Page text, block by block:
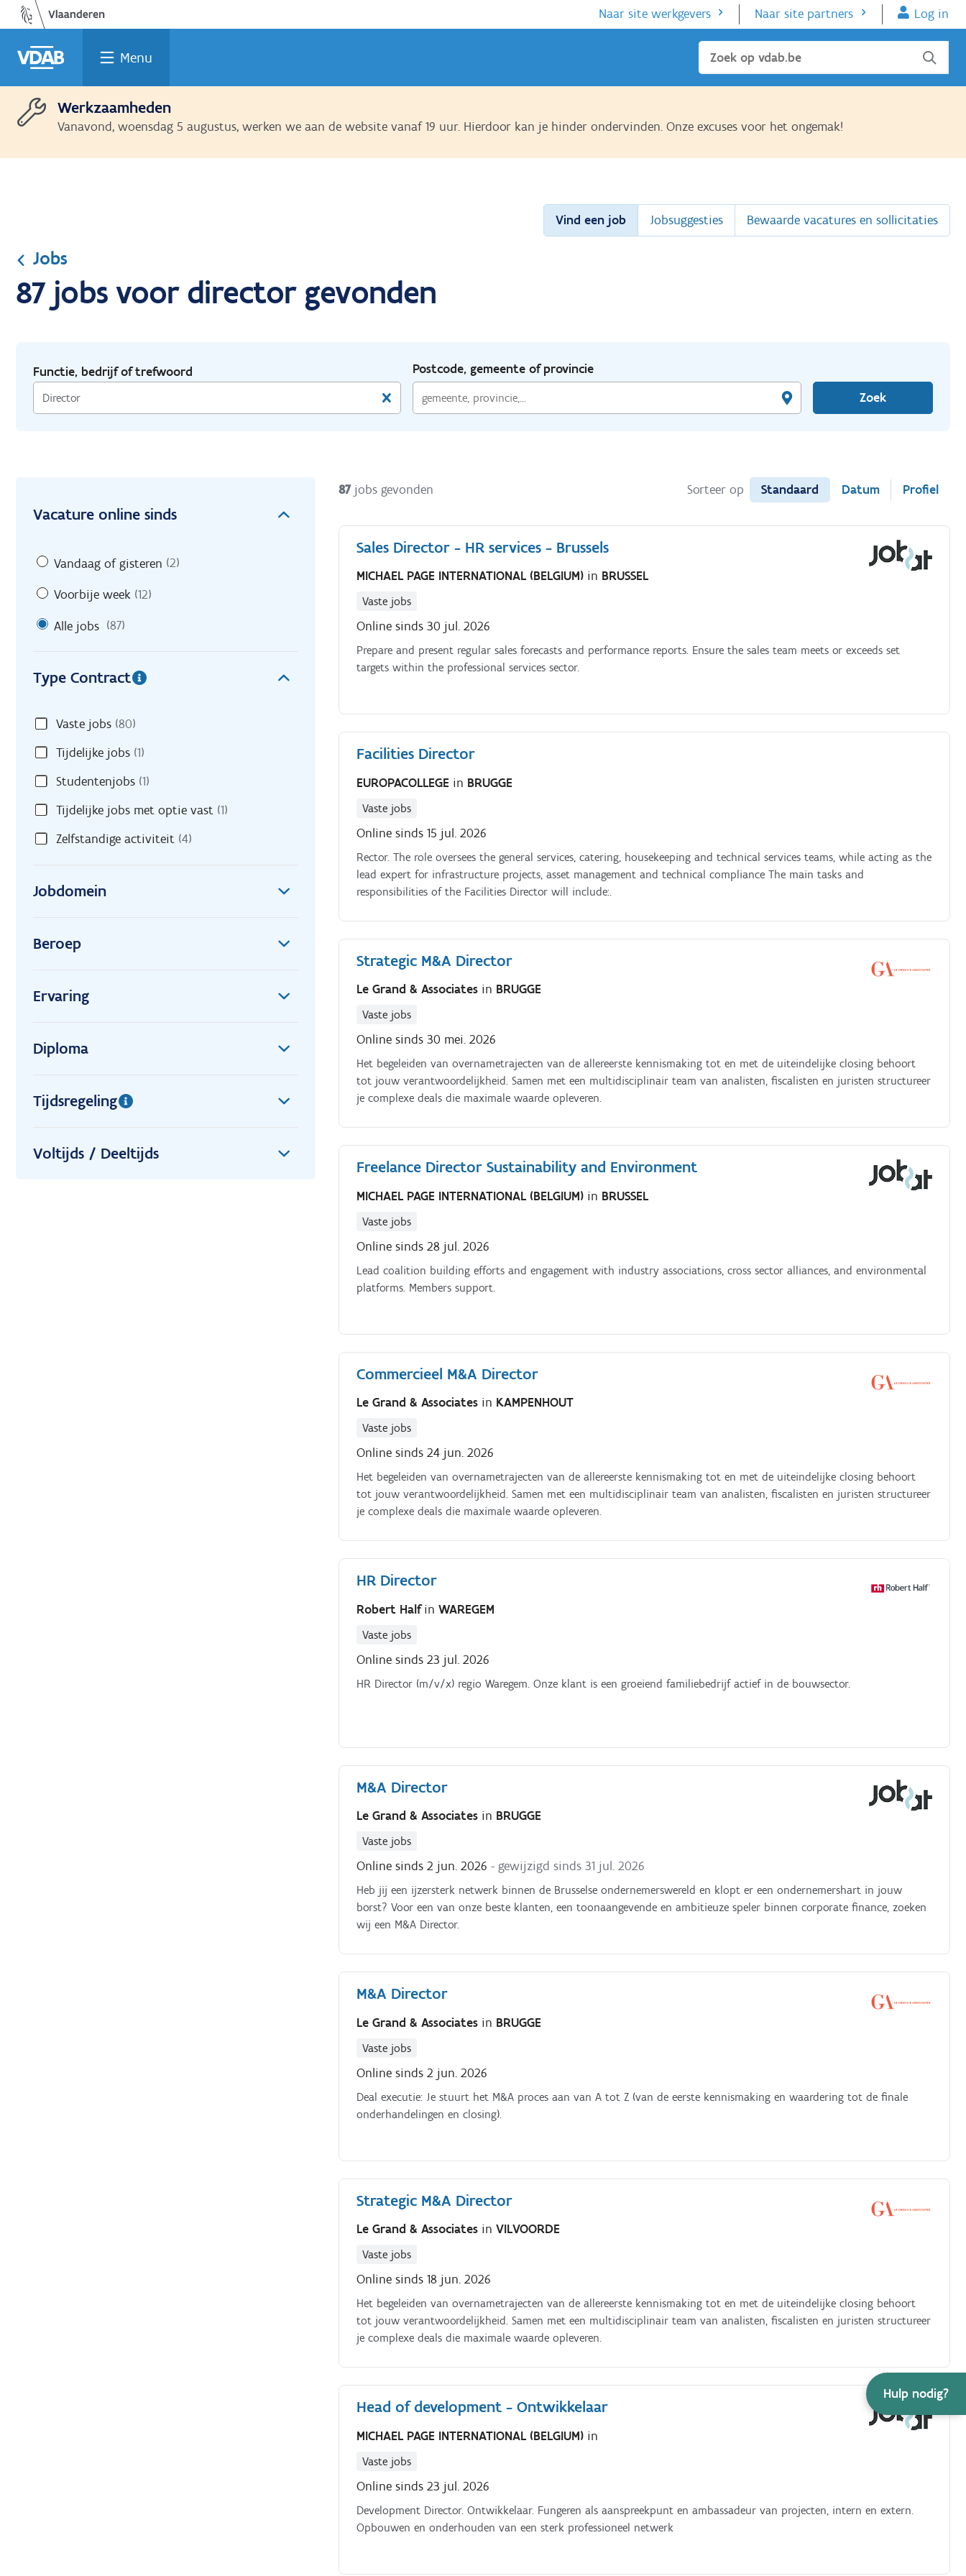
Ga
naar
de
inhoud
Vind
een
job
Vind
een
opleiding
Welke
job
past
bij
Terug
naar
home
Naar site werkgevers Naar site partners Log in
Menu Sluiten
Werkzaamheden
Vanavond, woensdag 5 augustus, werken we aan de website vanaf 19 uur. Hierdoor kan je hinder ondervinden. Onze excuses voor het ongemak!
Hulp nodig?
Vind een job Jobsuggesties Bewaarde vacatures en sollicitaties
Jobs
87 jobs voor director gevonden
Functie, bedrijf of trefwoord
Postcode, gemeente of provincie
Zoek
Vacature online sinds
Vandaag of gisteren (2)
Voorbije week (12)
Alle jobs (87)
Type Contract
Vaste jobs (80)
Tijdelijke jobs (1)
Studentenjobs (1)
Tijdelijke jobs met optie vast (1)
Zelfstandige activiteit (4)
Jobdomein
Beroep
Ervaring
Diploma
Tijdsregeling
Voltijds / Deeltijds
87 jobs gevonden Sorteer op Standaard Datum Profiel
Sales Director - HR services - Brussels
MICHAEL PAGE INTERNATIONAL (BELGIUM) in BRUSSEL
Vaste jobs
Online sinds 30 jul. 2026
Prepare and present regular sales forecasts and performance reports. Ensure the sales team meets or exceeds set
targets within the professional services sector.
Facilities Director
EUROPACOLLEGE in BRUGGE
Vaste jobs
Online sinds 15 jul. 2026
Rector. The role oversees the general services, catering, housekeeping and technical services teams, while acting as the
lead expert for infrastructure projects, asset management and technical compliance The main tasks and
responsibilities of the Facilities Director will include:.
Strategic M&A Director
Le Grand & Associates in BRUGGE
Vaste jobs
Online sinds 30 mei. 2026
Het begeleiden van overnametrajecten van de allereerste kennismaking tot en met de uiteindelijke closing behoort
tot jouw verantwoordelijkheid. Samen met een multidisciplinair team van analisten, fiscalisten en juristen structureer
je complexe deals die maximale waarde opleveren.
Freelance Director Sustainability and Environment
MICHAEL PAGE INTERNATIONAL (BELGIUM) in BRUSSEL
Vaste jobs
Online sinds 28 jul. 2026
Lead coalition building efforts and engagement with industry associations, cross sector alliances, and environmental
platforms. Members support.
Commercieel M&A Director
Le Grand & Associates in KAMPENHOUT
Vaste jobs
Online sinds 24 jun. 2026
Het begeleiden van overnametrajecten van de allereerste kennismaking tot en met de uiteindelijke closing behoort
tot jouw verantwoordelijkheid. Samen met een multidisciplinair team van analisten, fiscalisten en juristen structureer
je complexe deals die maximale waarde opleveren.
HR Director
Robert HalfinWAREGEM
Vaste jobs
Online sinds 23 jul. 2026
HR Director (m/v/x) regio Waregem. Onze klant is een groeiend familiebedrijf actief in de bouwsector.
M&A Director
Le Grand & Associates in BRUGGE
Vaste jobs
Online sinds 2 jun. 2026 - gewijzigd sinds 31 jul. 2026
Heb jij een ijzersterk netwerk binnen de Brusselse ondernemerswereld en klopt er een ondernemershart in jouw
borst? Voor een van onze beste klanten, een toonaangevende en ambitieuze speler binnen corporate finance, zoeken
wij een M&A Director.
M&A Director
Le Grand & Associates in BRUGGE
Vaste jobs
Online sinds 2 jun. 2026
Deal executie: Je stuurt het M&A proces aan van A tot Z (van de eerste kennismaking en waardering tot de finale
onderhandelingen en closing).
Strategic M&A Director
Le Grand & Associates inVILVOORDE
Vaste jobs
Online sinds 18 jun. 2026
Het begeleiden van overnametrajecten van de allereerste kennismaking tot en met de uiteindelijke closing behoort
tot jouw verantwoordelijkheid. Samen met een multidisciplinair team van analisten, fiscalisten en juristen structureer
je complexe deals die maximale waarde opleveren.
Head of development - Ontwikkelaar
MICHAEL PAGE INTERNATIONAL (BELGIUM) in
Vaste jobs
Online sinds 23 jul. 2026
Development Director. Ontwikkelaar. Fungeren als aanspreekpunt en ambassadeur van projecten, intern en extern.
Opbouwen en onderhouden van een sterk professioneel netwerk